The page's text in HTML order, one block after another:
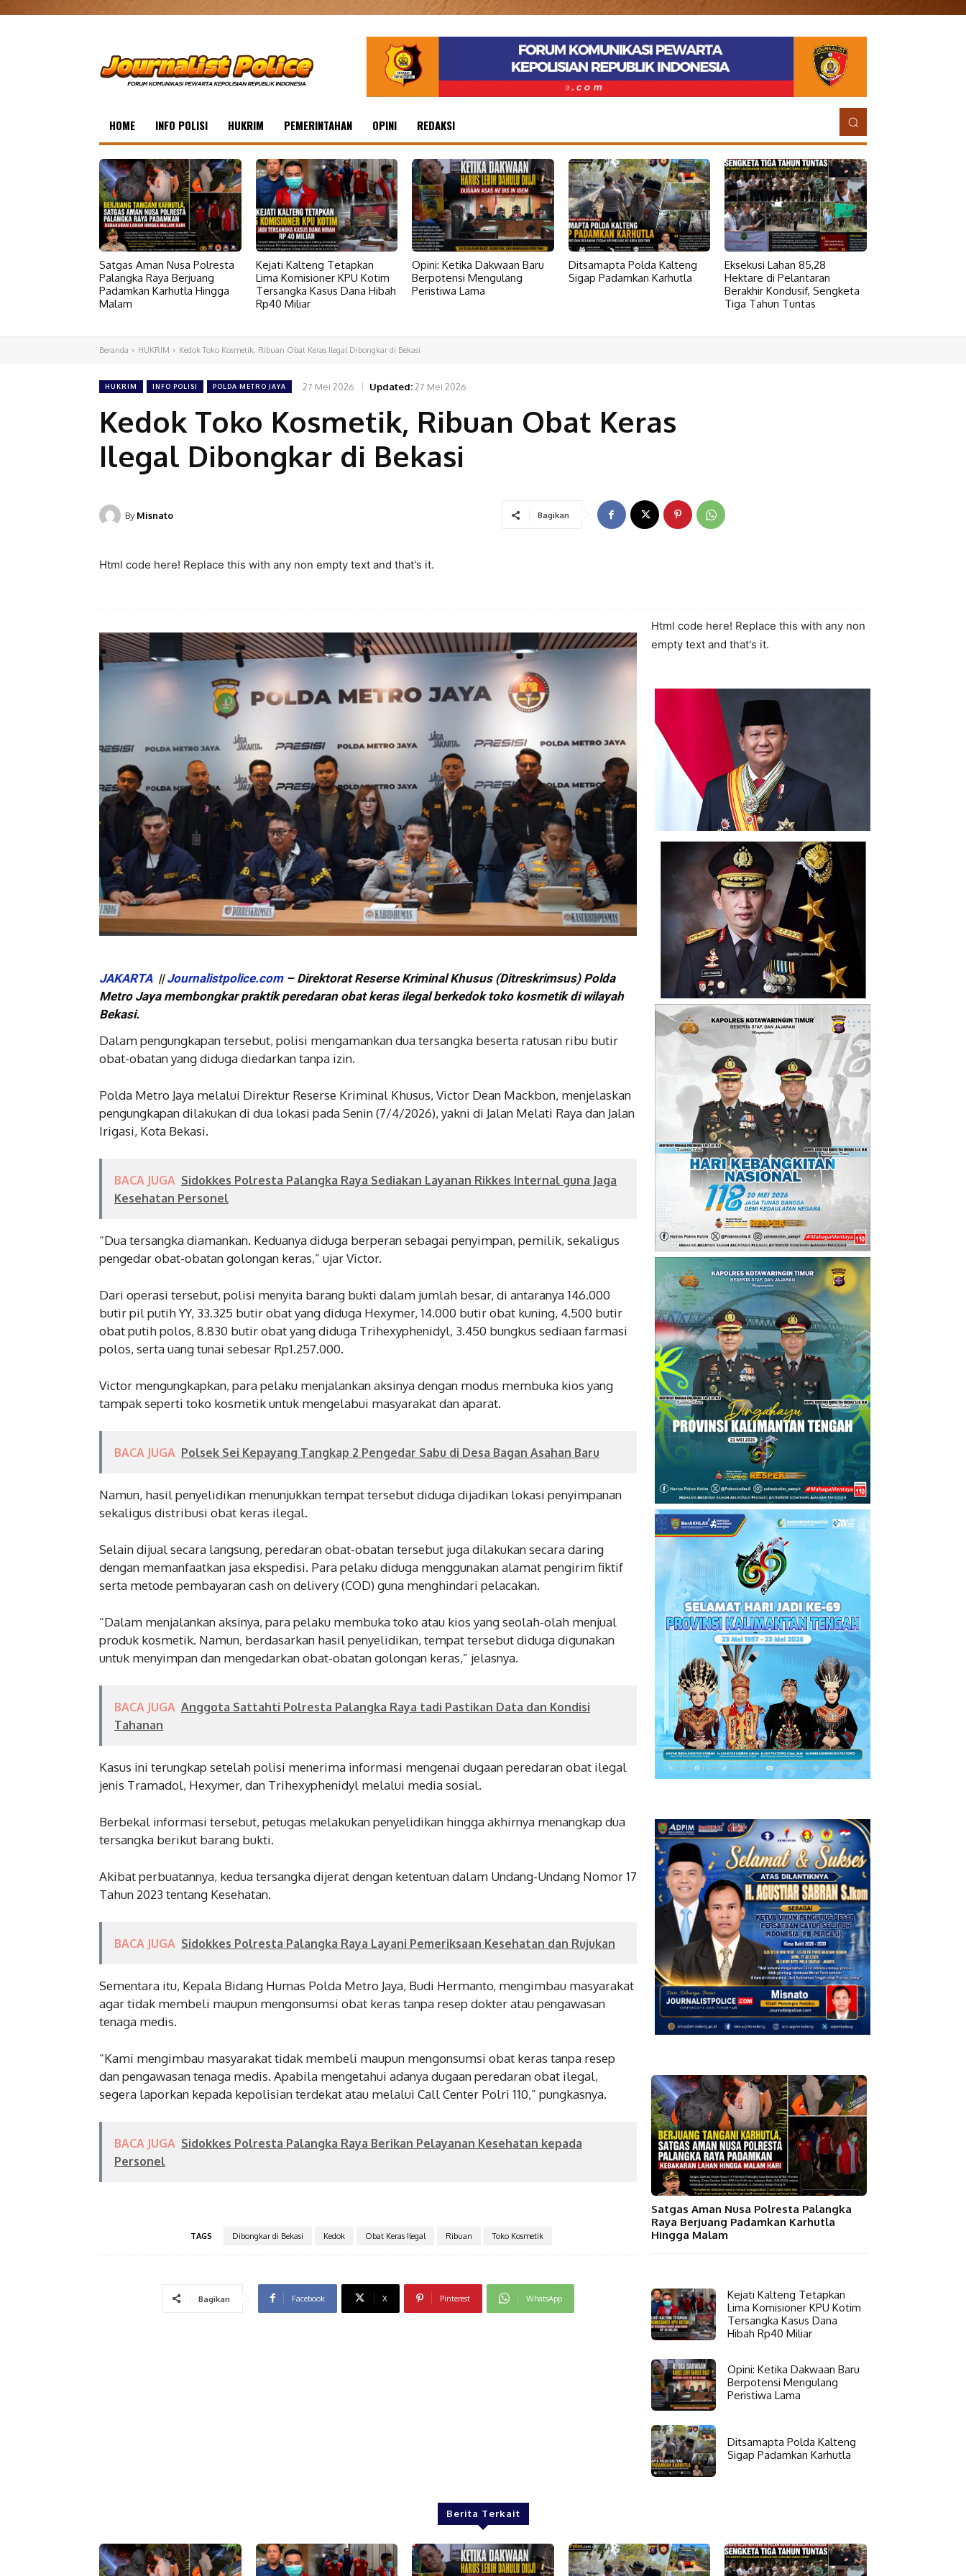
HOME INFO POLISI HUKRIM PEMERINTAHAN OPINI REDAKSI
Satgas Aman Nusa Polresta
Palangka Raya Berjuang
Padamkan Karhutla Hingga
Malam
Kejati Kalteng Tetapkan
Lima Komisioner KPU Kotim
Tersangka Kasus Dana Hibah
Rp40 Miliar
Opini: Ketika Dakwaan Baru
Berpotensi Mengulang
Peristiwa Lama
Ditsamapta Polda Kalteng
Sigap Padamkan Karhutla
Eksekusi Lahan 85,28
Hektare di Pelantaran
Berakhir Kondusif, Sengketa
Tiga Tahun Tuntas
Beranda HUKRIM Kedok Toko Kosmetik, Ribuan Obat Keras Ilegal Dibongkar di Bekasi
HUKRIM INFO POLISI POLDA METRO JAYA 27 Mei 2026 Updated:27 Mei 2026
Kedok Toko Kosmetik, Ribuan Obat Keras
Ilegal Dibongkar di Bekasi
By Misnato Bagikan
Html code here! Replace this with any non empty text and that's it.
JAKARTA ||Journalistpolice.com– Direktorat Reserse Kriminal Khusus (Ditreskrimsus) Polda
Metro Jaya membongkar praktik peredaran obat keras ilegal berkedok toko kosmetik di wilayah
Bekasi.
Dalam pengungkapan tersebut, polisi mengamankan dua tersangka beserta ratusan ribu butir
obat-obatan yang diduga diedarkan tanpa izin.
Polda Metro Jaya melalui Direktur Reserse Kriminal Khusus, Victor Dean Mackbon, menjelaskan
pengungkapan dilakukan di dua lokasi pada Senin (7/4/2026), yakni di Jalan Melati Raya dan Jalan
Irigasi, Kota Bekasi.
BACA JUGA Sidokkes Polresta Palangka Raya Sediakan Layanan Rikkes Internal guna Jaga
Kesehatan Personel
“Dua tersangka diamankan. Keduanya diduga berperan sebagai penyimpan, pemilik, sekaligus
pengedar obat-obatan golongan keras,” ujar Victor.
Dari operasi tersebut, polisi menyita barang bukti dalam jumlah besar, di antaranya 146.000
butir pil putih YY, 33.325 butir obat yang diduga Hexymer, 14.000 butir obat kuning, 4.500 butir
obat putih polos, 8.830 butir obat yang diduga Trihexyphenidyl, 3.450 bungkus sediaan farmasi
polos, serta uang tunai sebesar Rp1.257.000.
Victor mengungkapkan, para pelaku menjalankan aksinya dengan modus membuka kios yang
tampak seperti toko kosmetik untuk mengelabui masyarakat dan aparat.
BACA JUGA Polsek Sei Kepayang Tangkap 2 Pengedar Sabu di Desa Bagan Asahan Baru
Namun, hasil penyelidikan menunjukkan tempat tersebut diduga dijadikan lokasi penyimpanan
sekaligus distribusi obat keras ilegal.
Selain dijual secara langsung, peredaran obat-obatan tersebut juga dilakukan secara daring
dengan memanfaatkan jasa ekspedisi. Para pelaku diduga menggunakan alamat pengirim fiktif
serta metode pembayaran cash on delivery (COD) guna menghindari pelacakan.
“Dalam menjalankan aksinya, para pelaku membuka toko atau kios yang seolah-olah menjual
produk kosmetik. Namun, berdasarkan hasil penyelidikan, tempat tersebut diduga digunakan
untuk menyimpan dan mengedarkan obat-obatan golongan keras,” jelasnya.
BACA JUGA Anggota Sattahti Polresta Palangka Raya tadi Pastikan Data dan Kondisi
Tahanan
Kasus ini terungkap setelah polisi menerima informasi mengenai dugaan peredaran obat ilegal
jenis Tramadol, Hexymer, dan Trihexyphenidyl melalui media sosial.
Berbekal informasi tersebut, petugas melakukan penyelidikan hingga akhirnya menangkap dua
tersangka berikut barang bukti.
Akibat perbuatannya, kedua tersangka dijerat dengan ketentuan dalam Undang-Undang Nomor 17
Tahun 2023 tentang Kesehatan.
BACA JUGA Sidokkes Polresta Palangka Raya Layani Pemeriksaan Kesehatan dan Rujukan
Sementara itu, Kepala Bidang Humas Polda Metro Jaya, Budi Hermanto, mengimbau masyarakat
agar tidak membeli maupun mengonsumsi obat keras tanpa resep dokter atau pengawasan
tenaga medis.
“Kami mengimbau masyarakat tidak membeli maupun mengonsumsi obat keras tanpa resep
dan pengawasan tenaga medis. Apabila mengetahui adanya dugaan peredaran obat ilegal,
segera laporkan kepada kepolisian terdekat atau melalui Call Center Polri 110,” pungkasnya.
BACA JUGA Sidokkes Polresta Palangka Raya Berikan Pelayanan Kesehatan kepada
Personel
TAGS Dibongkar di Bekasi Kedok Obat Keras Ilegal Ribuan Toko Kosmetik
Bagikan Facebook X Pinterest WhatsApp
Html code here! Replace this with any non
empty text and that's it.
Satgas Aman Nusa Polresta Palangka
Raya Berjuang Padamkan Karhutla
Hingga Malam
Kejati Kalteng Tetapkan
Lima Komisioner KPU Kotim
Tersangka Kasus Dana
Hibah Rp40 Miliar
Opini: Ketika Dakwaan Baru
Berpotensi Mengulang
Peristiwa Lama
Ditsamapta Polda Kalteng
Sigap Padamkan Karhutla
Berita Terkait